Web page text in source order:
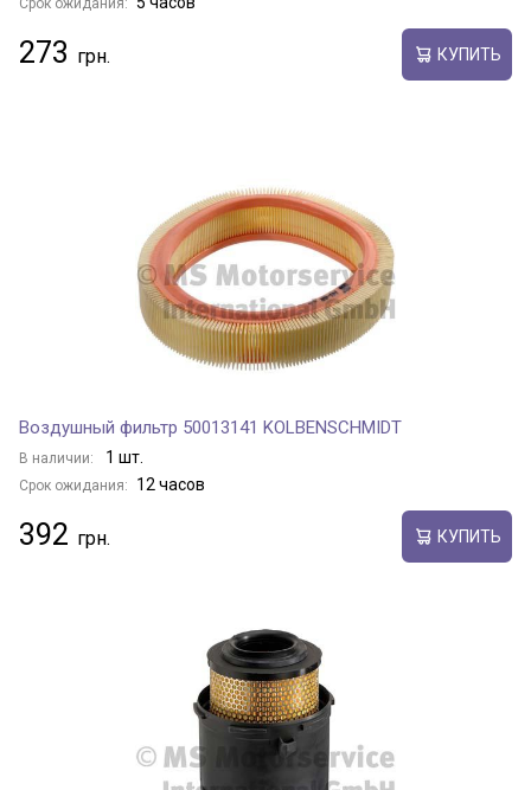
Срок ожидания:
273 КУПИТЬ
Воздушный фильтр 50013141 KOLBENSCHMIDT
В наличии: 1 шт.
Срок ожидания: 12 часов
392 КУПИТЬ